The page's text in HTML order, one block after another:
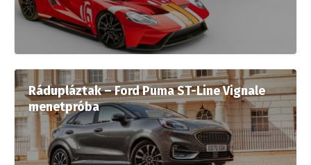
Rádupláztak – Ford Puma ST-Line Vignale
menetpróba